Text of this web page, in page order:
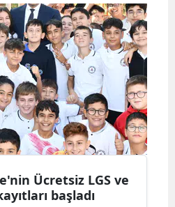
Ücretsiz LGS ve
başladı